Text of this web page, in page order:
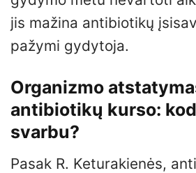
jis mažina antibiotikų
pažymi gydytoja.
Organizmo
antibiotikų kurso:
svarbu?
Pasak R. Keturakienės,